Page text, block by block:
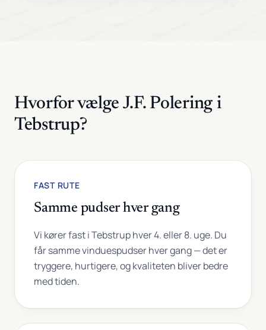
Hvorfor vælge J.F. Polering i
Tebstrup?
FAST RUTE
Samme pudser hver gang
Vi kører fast i Tebstrup hver 4. eller 8. uge. Du
får samme vinduespudser hver gang — det er
tryggere, hurtigere, og kvaliteten bliver bedre
med tiden.